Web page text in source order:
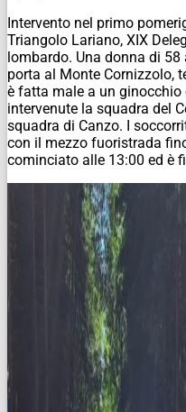
Intervento nel primo
Triangolo Lariano, XIX
lombardo. Una donna di
porta al Monte Cornizzolo,
è fatta male a un
intervenute la squadra del
squadra di Canzo. I
con il mezzo fuoristrada
cominciato alle 13:00 ed è